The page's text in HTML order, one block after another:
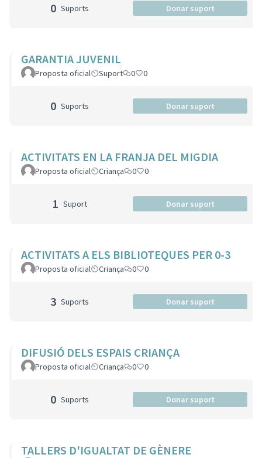
0 Suports Donar suport
GARANTIA JUVENIL
Proposta oficial Suport 0 0
0 Suports Donar suport
ACTIVITATS EN LA FRANJA DEL MIGDIA
Proposta oficial Criança 0 0
1 Suport Donar suport
ACTIVITATS A ELS BIBLIOTEQUES PER 0-3
Proposta oficial Criança 0 0
3 Suports Donar suport
DIFUSIÓ DELS ESPAIS CRIANÇA
Proposta oficial Criança 0 0
0 Suports Donar suport
TALLERS D'IGUALTAT DE GÈNERE